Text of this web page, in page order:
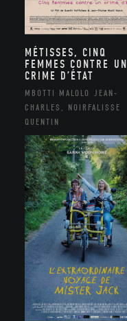
MÉTISSES, CINQ
FEMMES CONTRE UN
CRIME D’ÉTAT
MBOTTI MALOLO JEAN-
CHARLES, NOIRFALISSE
QUENTIN